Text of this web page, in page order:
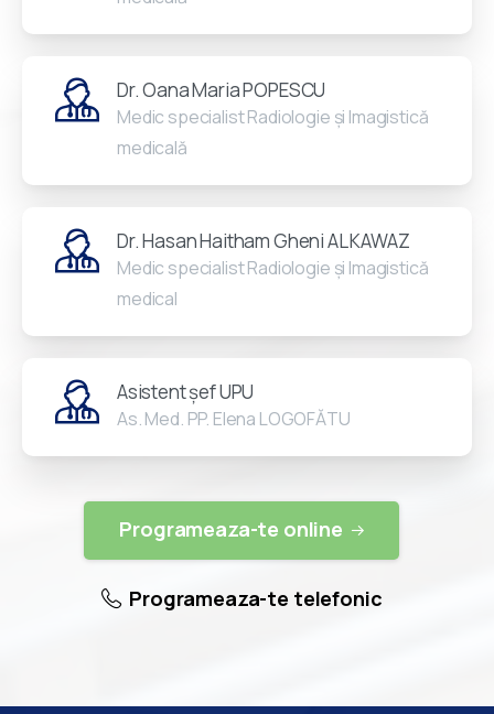
Dr. Oana Maria POPESCU
Medic specialist Radiologie și Imagistică
medicală
Dr. Hasan Haitham Gheni AL KAWAZ
Medic specialist Radiologie și Imagistică
medical
Asistent șef UPU
As. Med. PP. Elena LOGOFĂTU
Programeaza-te online
Programeaza-te telefonic